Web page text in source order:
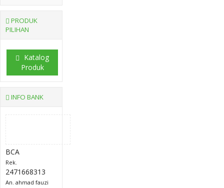
PRODUK
PILIHAN
Katalog
Produk
INFO BANK
BCA
Rek.
2471668313
An. ahmad fauzi